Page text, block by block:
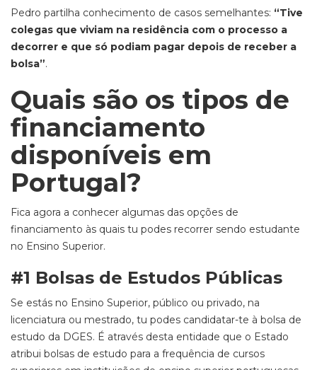
Pedro partilha conhecimento de casos semelhantes: “Tive
colegas que viviam na residência com o processo a
decorrer e que só podiam pagar depois de receber a
bolsa”.
Quais são os tipos de
financiamento
disponíveis em
Portugal?
Fica agora a conhecer algumas das opções de
financiamento às quais tu podes recorrer sendo estudante
no Ensino Superior.
#1 Bolsas de Estudos Públicas
Se estás no Ensino Superior, público ou privado, na
licenciatura ou mestrado, tu podes candidatar-te à bolsa de
estudo da DGES. É através desta entidade que o Estado
atribui bolsas de estudo para a frequência de cursos